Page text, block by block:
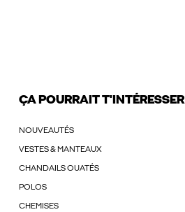
ÇA POURRAIT T'INTÉRESSER
NOUVEAUTÉS
VESTES & MANTEAUX
CHANDAILS OUATÉS
POLOS
CHEMISES